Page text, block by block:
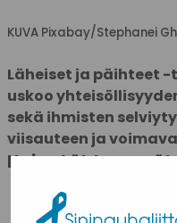
KUVA Pixabay/Stephanei
Läheiset ja päihteet
uskoo
sekä ihmisten
viisauteen ja
Kaisu